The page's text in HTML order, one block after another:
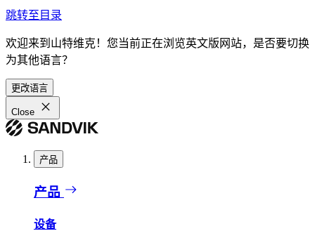
跳转至目录
欢迎来到山特维克！您当前正在浏览英文版网站，是否要切换
为其他语言？
更改语言
Close
产品
产品
设备